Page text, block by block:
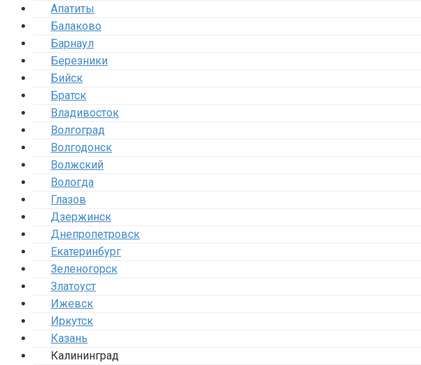
Апатиты
Балаково
Барнаул
Березники
Бийск
Братск
Владивосток
Волгоград
Волгодонск
Волжский
Вологда
Глазов
Дзержинск
Днепропетровск
Екатеринбург
Зеленогорск
Златоуст
Ижевск
Иркутск
Казань
Калининград